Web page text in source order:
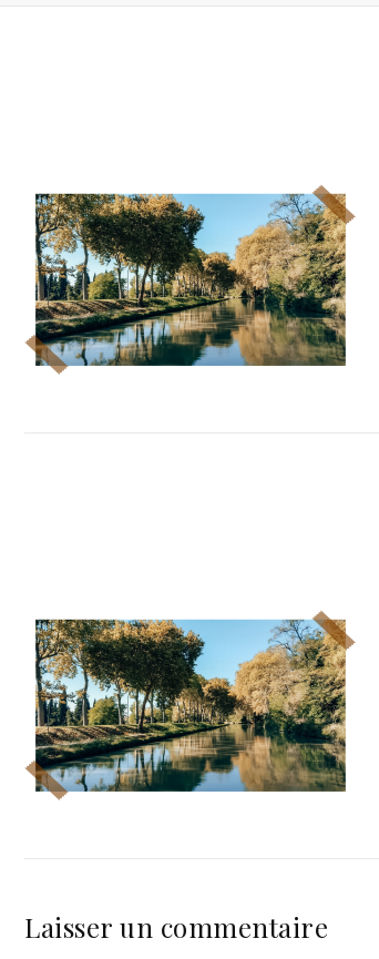
Laisser un commentaire